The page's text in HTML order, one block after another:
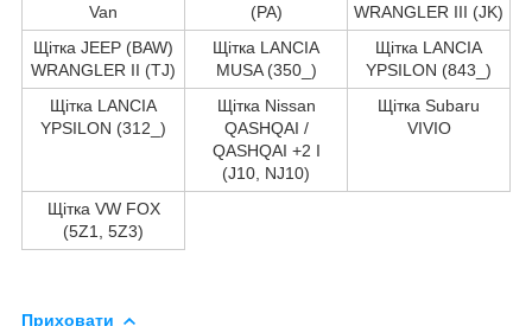
Van
(PA)
WRANGLER III (JK)
Щітка JEEP (BAW)
WRANGLER II (TJ)
Щітка LANCIA
MUSA (350_)
Щітка LANCIA
YPSILON (843_)
Щітка LANCIA
YPSILON (312_)
Щітка Nissan
QASHQAI /
QASHQAI +2 I
(J10, NJ10)
Щітка Subaru
VIVIO
Щітка VW FOX
(5Z1, 5Z3)
Приховати